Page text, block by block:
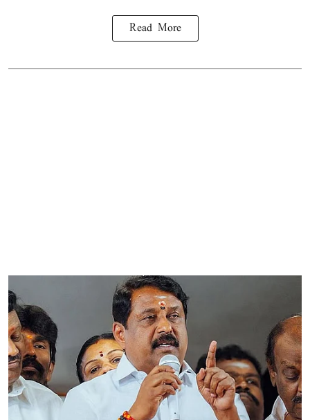
Read More